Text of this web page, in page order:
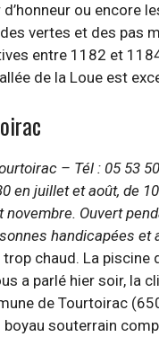
ou encore
vertes et des pas
entre 1182 et
de la Loue est
– Tél : 05 53
en juillet et août, de
novembre. Ouvert
handicapées et
trop chaud. La
a parlé hier soir, la
de Tourtoirac
boyau souterrain